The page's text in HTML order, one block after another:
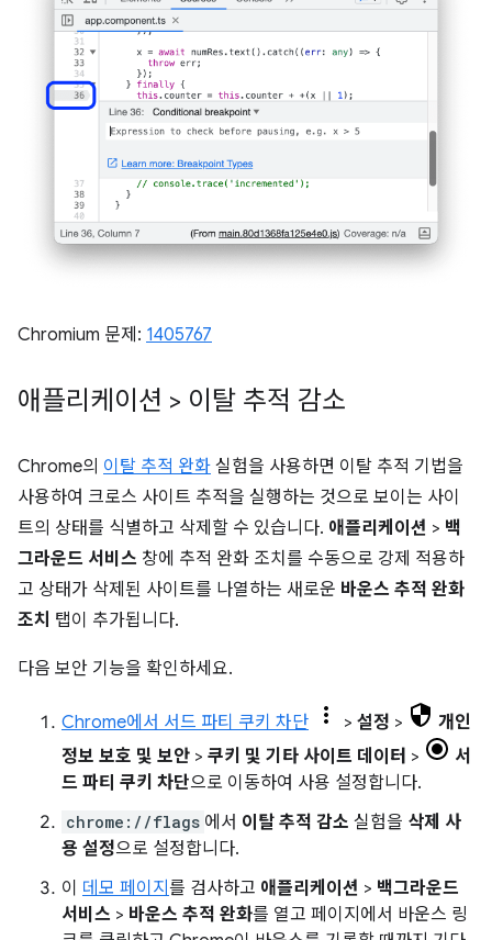
Chromium 문제: 1405767
애플리케이션 > 이탈 추적 감소
Chrome의 이탈 추적 완화 실험을 사용하면 이탈 추적 기법을
사용하여 크로스 사이트 추적을 실행하는 것으로 보이는 사이
트의 상태를 식별하고 삭제할 수 있습니다. 애플리케이션 > 백
그라운드 서비스 창에 추적 완화 조치를 수동으로 강제 적용하
고 상태가 삭제된 사이트를 나열하는 새로운 바운스 추적 완화
조치 탭이 추가됩니다.
다음 보안 기능을 확인하세요.
Chrome에서 서드 파티 쿠키 차단 > 설정 >
개인
정보 보호 및 보안 > 쿠키 및 기타 사이트 데이터 >
서
드 파티 쿠키 차단으로 이동하여 사용 설정합니다.
chrome://flags 에서 이탈 추적 감소 실험을 삭제 사
용 설정으로 설정합니다.
이 데모 페이지 를 검사하고 애플리케이션 > 백그라운드
서비스 > 바운스 추적 완화를 열고 페이지에서 바운스 링